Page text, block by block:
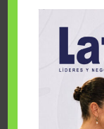
Cuando la
sueños